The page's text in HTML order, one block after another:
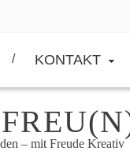
KONTAKT
– mit Freude Kreativ